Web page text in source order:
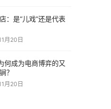
：是“儿戏”还是代表
月20日
何成为电商博弈的又
？
月20日